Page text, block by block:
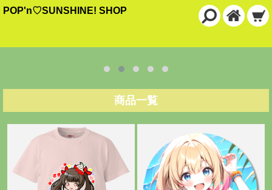
POP'n♡SUNSHINE! SHOP
商品一覧